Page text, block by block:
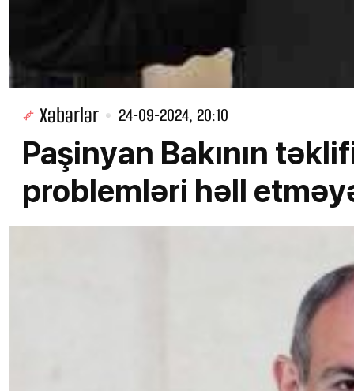
Xəbərlər 24-09-2024, 20:10
Paşinyan Bakının
problemləri həll